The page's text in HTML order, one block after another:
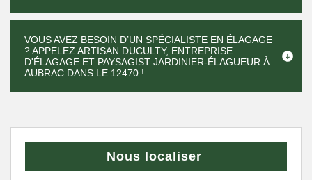
VOUS AVEZ BESOIN D’UN SPÉCIALISTE EN ÉLAGAGE
? APPELEZ ARTISAN DUCULTY, ENTREPRISE
D'ÉLAGAGE ET PAYSAGIST JARDINIER-ÉLAGUEUR À
AUBRAC DANS LE 12470 !
Nous localiser